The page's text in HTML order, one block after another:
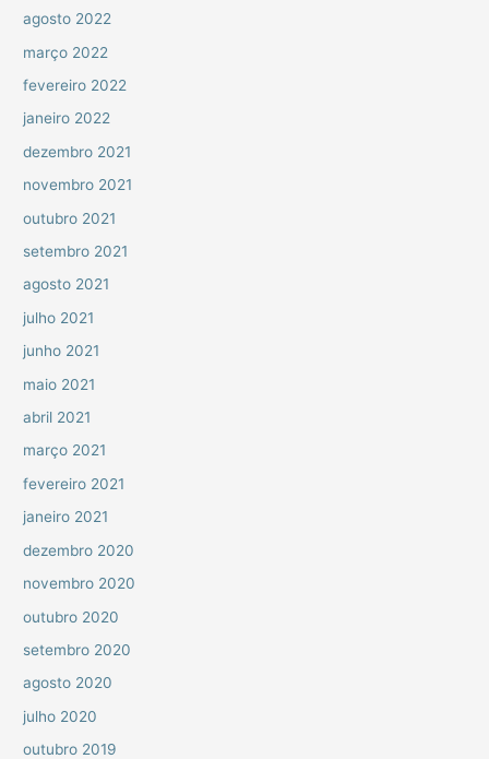
agosto 2022
março 2022
fevereiro 2022
janeiro 2022
dezembro 2021
novembro 2021
outubro 2021
setembro 2021
agosto 2021
julho 2021
junho 2021
maio 2021
abril 2021
março 2021
fevereiro 2021
janeiro 2021
dezembro 2020
novembro 2020
outubro 2020
setembro 2020
agosto 2020
julho 2020
outubro 2019